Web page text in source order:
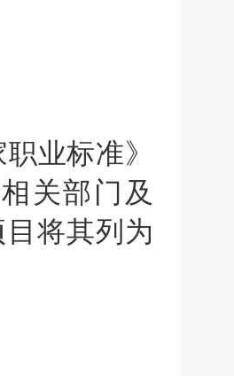
业标准》
关部门及
将其列为